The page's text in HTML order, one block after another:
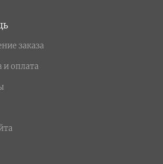
заказа
и оплата